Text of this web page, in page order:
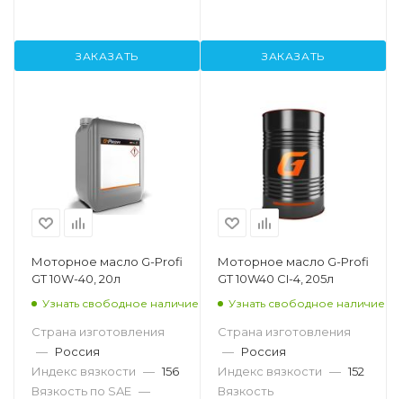
ЗАКАЗАТЬ ЗАКАЗАТЬ
Моторное масло G-Profi
GT 10W-40, 20л
Узнать свободное наличие
Страна изготовления
— Россия
Индекс вязкости — 156
Вязкость по SAE —
Моторное масло G-Profi
GT 10W40 CI-4, 205л
Узнать свободное наличие
Страна изготовления
— Россия
Индекс вязкости — 152
Вязкость